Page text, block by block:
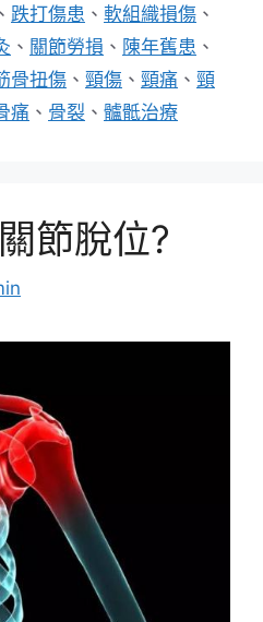
、 跌打傷患 、 軟組織損傷 、
、 關節勞損 、 陳年舊患 、
骨扭傷 、 頸傷 、 頸痛 、 頸
痛 、 骨裂 、 髗骶治療
節脫位?